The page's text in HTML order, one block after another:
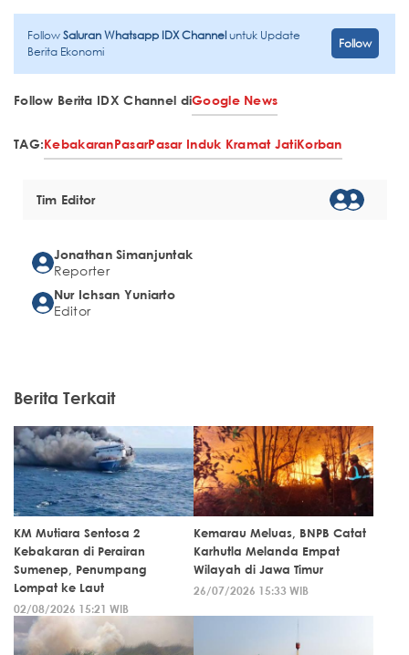
FollowSaluran Whatsapp IDX Channeluntuk Update
Berita Ekonomi
Follow
Follow Berita IDX Channel diGoogle News
TAG:KebakaranPasarPasar Induk Kramat JatiKorban
Tim Editor
Jonathan Simanjuntak
Reporter
Nur Ichsan Yuniarto
Editor
Berita Terkait
KM Mutiara Sentosa 2
Kebakaran di Perairan
Sumenep, Penumpang
Lompat ke Laut
02/08/2026 15:21 WIB
Kemarau Meluas, BNPB Catat
Karhutla Melanda Empat
Wilayah di Jawa Timur
26/07/2026 15:33 WIB